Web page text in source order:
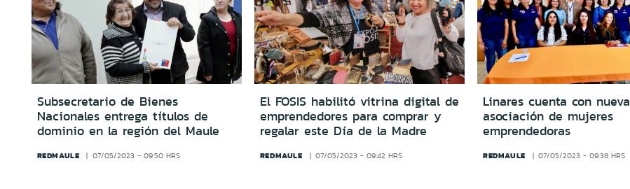
Subsecretario de Bienes
Nacionales entrega títulos de
dominio en la región del Maule
REDMAULE 07/05/2023 - 09:50 HRS
El FOSIS habilitó vitrina digital de
emprendedores para comprar y
regalar este Día de la Madre
REDMAULE 07/05/2023 - 09:42 HRS
Linares cuenta con nueva
asociación de mujeres
emprendedoras
REDMAULE 07/05/2023 - 09:38 HRS